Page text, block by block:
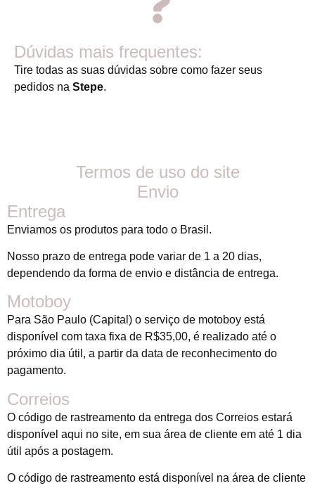
Dúvidas mais frequentes:
Tire todas as suas dúvidas sobre como fazer seus
pedidos na Stepe.
Termos de uso do site
Envio
Entrega
Enviamos os produtos para todo o Brasil.
Nosso prazo de entrega pode variar de 1 a 20 dias,
dependendo da forma de envio e distância de entrega.
Motoboy
Para São Paulo (Capital) o serviço de motoboy está
disponível com taxa fixa de R$35,00, é realizado até o
próximo dia útil, a partir da data de reconhecimento do
pagamento.
Correios
O código de rastreamento da entrega dos Correios estará
disponível aqui no site, em sua área de cliente em até 1 dia
útil após a postagem.
O código de rastreamento está disponível na área de cliente